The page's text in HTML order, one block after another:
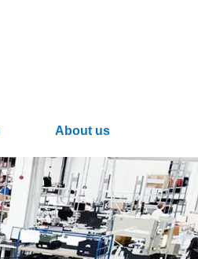
About us